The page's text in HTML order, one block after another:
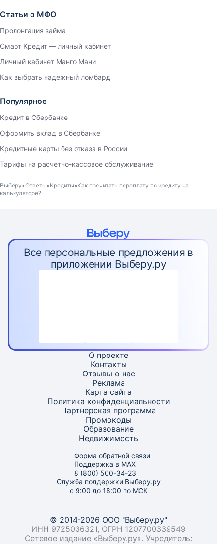
Статьи о МФО
Пролонгация займа
Смарт Кредит — личный кабинет
Личный кабинет Манго Мани
Как выбрать надежный ломбард
Популярное
Кредит в Сбербанке
Оформить вклад в Сбербанке
Кредитные карты без отказа в России
Тарифы на расчетно-кассовое обслуживание
Выберу Ответы Кредиты Как посчитать переплату по кредиту на
калькуляторе?
Все персональные предложения в
приложении Выберу.ру
О проекте
Контакты
Отзывы о нас
Реклама
Карта сайта
Политика конфиденциальности
Партнёрская программа
Промокоды
Образование
Недвижимость
Форма обратной связи
Поддержка в MAX
8 (800) 500-34-23
Служба поддержки Выберу.ру
с 9:00 до 18:00 по МСК
© 2014-2026 ООО "Выберу.ру"
ИНН 9725036321, ОГРН 1207700339549
Сетевое издание «Выберу.ру». Учредитель: